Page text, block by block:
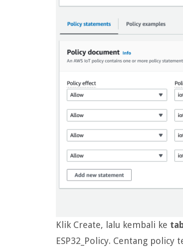
Klik Create, lalu kembali ke
ESP32_Policy. Centang policy